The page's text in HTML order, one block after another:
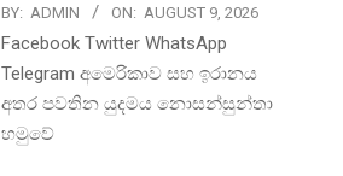
BY: ADMIN ON: AUGUST 9, 2026
Facebook Twitter WhatsApp
Telegram අමෙරිකාව සහ ඉරානය
අතර පවතින යුදමය නොසන්සුන්තා
හමුවේ